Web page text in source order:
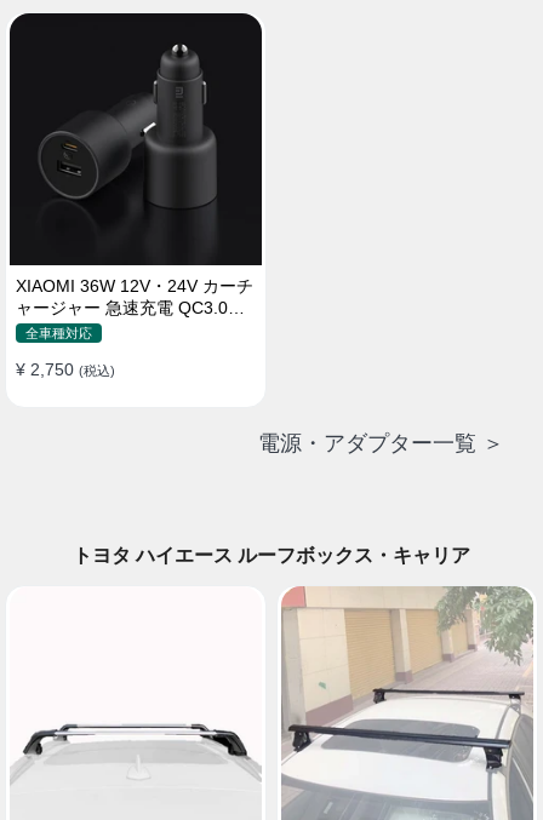
XIAOMI 36W 12V・24V カーチ
ャージャー 急速充電 QC3.0
LEDライト コンパクト 車載充
全車種対応
¥ 2,750 (税込)
電源・アダプター一覧 ＞
トヨタ ハイエース ルーフボックス・キャリア